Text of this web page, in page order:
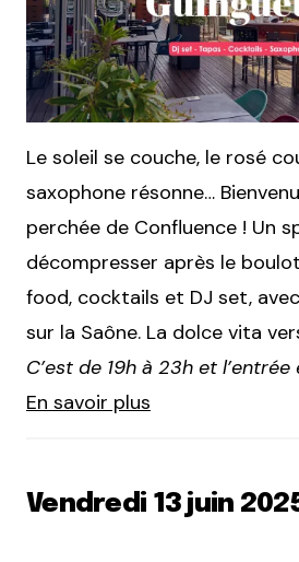
Le soleil se couche, le rosé
saxophone résonne…
perchée de Confluence ! Un
décompresser après le
food, cocktails et DJ set,
sur la Saône. La dolce vita
C’est de 19h à 23h et l’entrée
En savoir plus
Vendredi 13 juin